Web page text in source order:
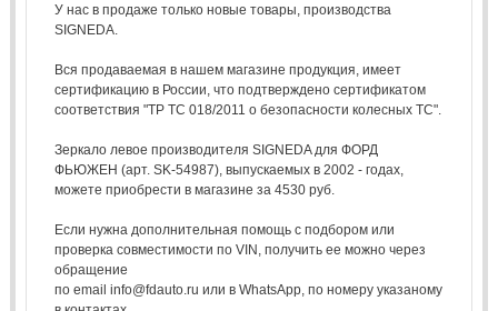
У нас в продаже только новые товары, производства
SIGNEDA.
Вся продаваемая в нашем магазине продукция, имеет
сертификацию в России, что подтверждено сертификатом
соответствия "ТР ТС 018/2011 о безопасности колесных ТС".
Зеркало левое производителя SIGNEDA для ФОРД
ФЬЮЖЕН (арт. SK-54987), выпускаемых в 2002 - годах,
можете приобрести в магазине за 4530 руб.
Если нужна дополнительная помощь с подбором или
проверка совместимости по VIN, получить ее можно через
обращение
по email info@fdauto.ru или в WhatsApp, по номеру указаному